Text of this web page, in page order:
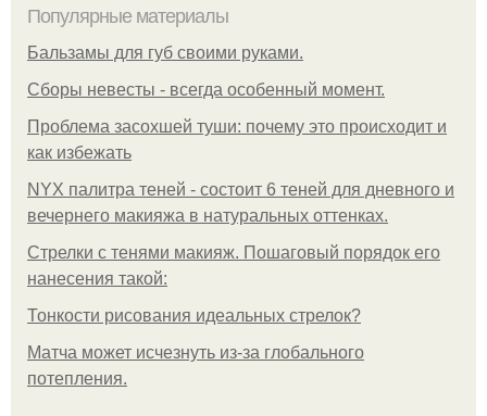
Популярные материалы
Бальзамы для губ своими руками.
Сборы невесты - всегда особенный момент.
Проблема засохшей туши: почему это происходит и
как избежать
NYX палитра теней - состоит 6 теней для дневного и
вечернего макияжа в натуральных оттенках.
Стрелки с тенями макияж. Пошаговый порядок его
нанесения такой:
Тонкости рисования идеальных стрелок?
Матча может исчезнуть из-за глобального
потепления.